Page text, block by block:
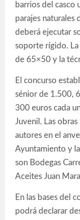
barrios del casco
parajes naturales
deberá ejecutar
soporte rígido. La
de 65×50 y la
El concurso
sénior de 1.500,
300 euros cada
Juvenil. Las
autores en el
Ayuntamiento y
son Bodegas
Aceites Juan
En las bases del
podrá declarar